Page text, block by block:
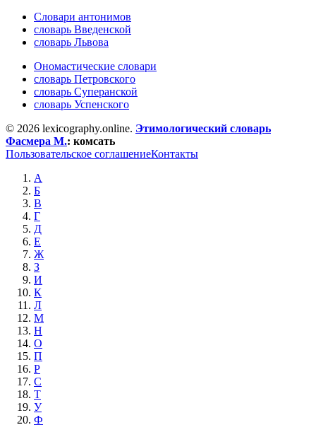
Словари антонимов
словарь Введенской
словарь Львова
Ономастические словари
словарь Петровского
словарь Суперанской
словарь Успенского
© 2026 lexicography.online. Этимологический словарь
Фасмера М.: комсать
Пользовательское соглашениеКонтакты
А
Б
В
Г
Д
Е
Ж
З
И
К
Л
М
Н
О
П
Р
С
Т
У
Ф